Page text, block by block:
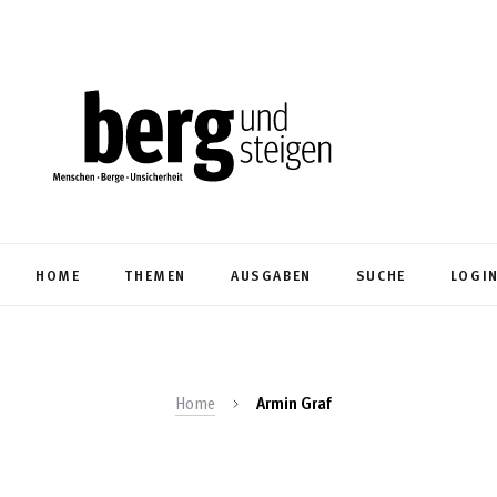
HOME THEMEN AUSGABEN SUCHE
Home Armin Graf